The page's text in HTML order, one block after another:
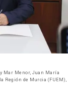
Mar Menor, Juan María
Región de Murcia (FUEM),